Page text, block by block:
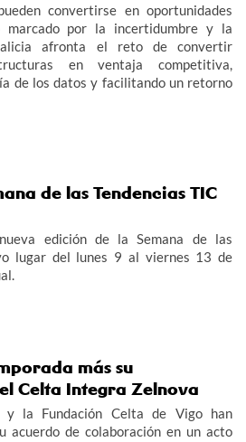
convertirse en oportunidades
marcado por la incertidumbre y la
afronta el reto de convertir
en ventaja competitiva,
de los datos y facilitando un retorno
de las Tendencias TIC
edición de la Semana de las
lugar del lunes 9 al viernes 13 de
más su
Celta Integra Zelnova
y la Fundación Celta de Vigo han
acuerdo de colaboración en un acto